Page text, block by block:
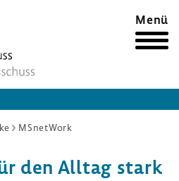
Menü
MSnetWork
den Alltag stark